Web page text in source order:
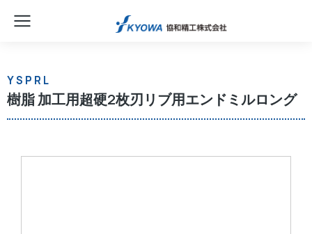
YSPRL
樹脂 加工用超硬2枚刃リブ用エンドミルロング